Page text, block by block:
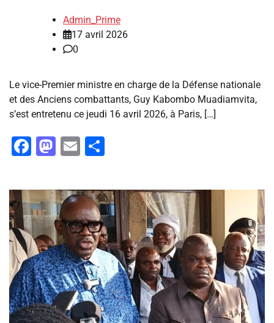
Admin_Prime
17 avril 2026
0
Le vice-Premier ministre en charge de la Défense nationale
et des Anciens combattants, Guy Kabombo Muadiamvita,
s’est entretenu ce jeudi 16 avril 2026, à Paris, […]
Facebook
Mastodon
Email